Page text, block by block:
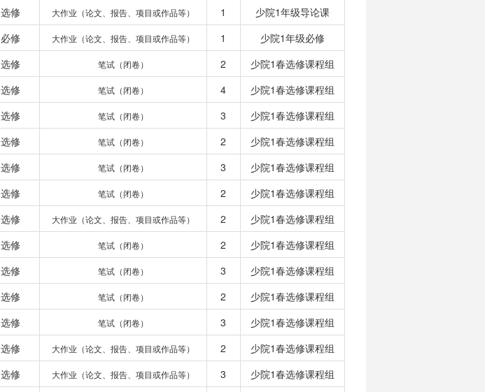
选修 大作业（论文、报告、项目或作品等） 1
少院1年级导论课
必修 大作业（论文、报告、项目或作品等） 1
少院1年级必修
选修 笔试（闭卷） 2
少院1春选修课程组
选修 笔试（闭卷） 4
少院1春选修课程组
选修 笔试（闭卷） 3
少院1春选修课程组
选修 笔试（闭卷） 2
少院1春选修课程组
选修 笔试（闭卷） 3
少院1春选修课程组
选修 笔试（闭卷） 2
少院1春选修课程组
选修 大作业（论文、报告、项目或作品等） 2
少院1春选修课程组
选修 笔试（闭卷） 2
少院1春选修课程组
选修 笔试（闭卷） 3
少院1春选修课程组
选修 笔试（闭卷） 2
少院1春选修课程组
选修 笔试（闭卷） 3
少院1春选修课程组
选修 大作业（论文、报告、项目或作品等） 2
少院1春选修课程组
选修 大作业（论文、报告、项目或作品等） 3
少院1春选修课程组